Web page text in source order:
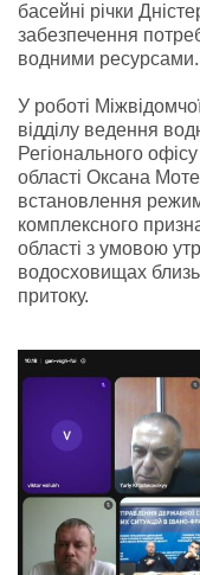
басейні річки
забезпечення
водними ресурсами.
У роботі
відділу ведення
Регіонального
області Оксана
встановлення
комплексного
області з умовою
водосховищах
притоку.